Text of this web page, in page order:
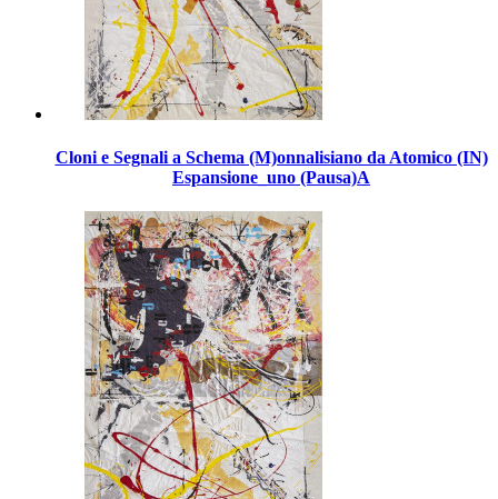
Cloni e Segnali a Schema (M)onnalisiano da Atomico (IN)
Espansione_uno (Pausa)A